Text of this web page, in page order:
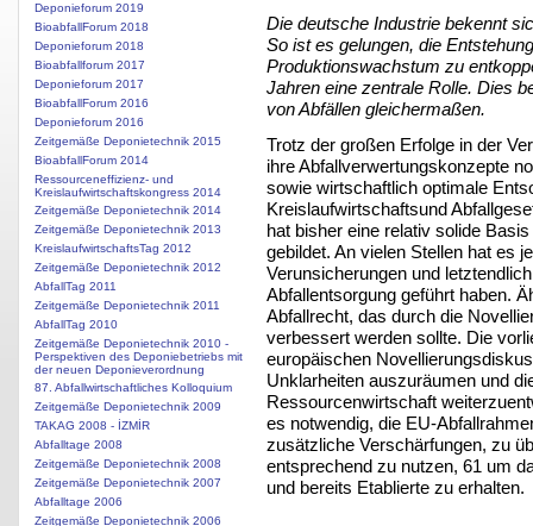
Deponieforum 2019
BioabfallForum 2018
Deponieforum 2018
Bioabfallforum 2017
Deponieforum 2017
BioabfallForum 2016
Deponieforum 2016
Zeitgemäße Deponietechnik 2015
BioabfallForum 2014
Ressourceneffizienz- und
Kreislaufwirtschaftskongress 2014
Zeitgemäße Deponietechnik 2014
Zeitgemäße Deponietechnik 2013
KreislaufwirtschaftsTag 2012
Zeitgemäße Deponietechnik 2012
AbfallTag 2011
Zeitgemäße Deponietechnik 2011
AbfallTag 2010
Zeitgemäße Deponietechnik 2010 -
Perspektiven des Deponiebetriebs mit
der neuen Deponieverordnung
87. Abfallwirtschaftliches Kolloquium
Zeitgemäße Deponietechnik 2009
TAKAG 2008 - İZMİR
Abfalltage 2008
Zeitgemäße Deponietechnik 2008
Zeitgemäße Deponietechnik 2007
Abfalltage 2006
Zeitgemäße Deponietechnik 2006
Die deutsche Industrie bekennt
So ist es gelungen, die
Produktionswachstum zu
Jahren eine zentrale Rolle. Dies
von Abfällen gleichermaßen.
Trotz der großen Erfolge in der
ihre Abfallverwertungskonzepte
sowie wirtschaftlich optimale
Kreislaufwirtschaftsund
hat bisher eine relativ solide
gebildet. An vielen Stellen hat es
Verunsicherungen und
Abfallentsorgung geführt haben.
Abfallrecht, das durch die
verbessert werden sollte. Die
europäischen
Unklarheiten auszuräumen und
Ressourcenwirtschaft
es notwendig, die EU-
zusätzliche Verschärfungen, zu
entsprechend zu nutzen, 61 um
und bereits Etablierte zu erhalten.